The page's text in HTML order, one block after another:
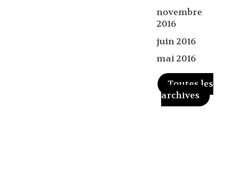
novembre
2016
juin 2016
mai 2016
Toutes les
archives